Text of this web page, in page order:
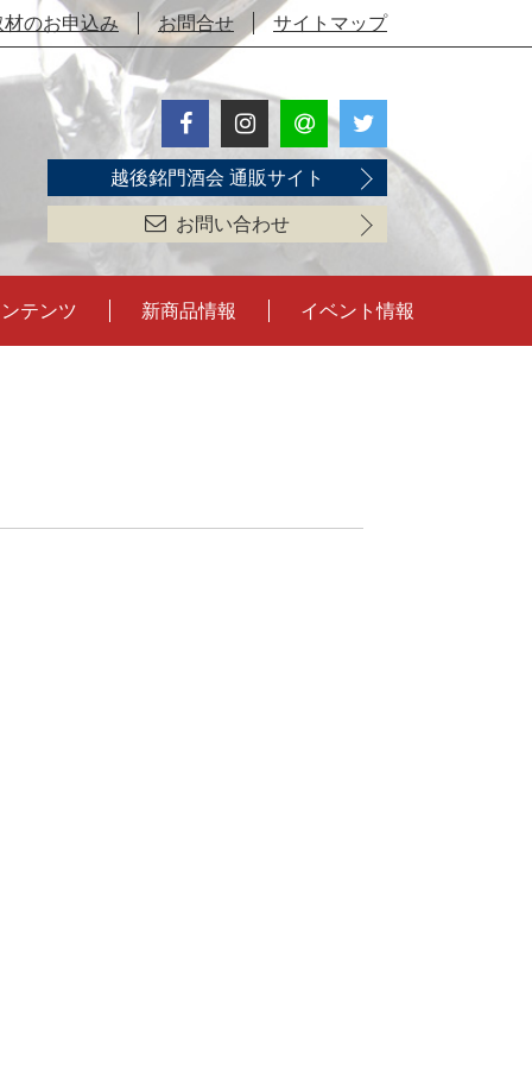
材のお申込み お問合せ サイトマップ
越後銘門酒会 通販サイト
お問い合わせ
テンツ 新商品情報 イベント情報